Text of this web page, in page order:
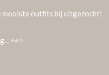
mooiste outfits bij uitgezocht!
👀✨